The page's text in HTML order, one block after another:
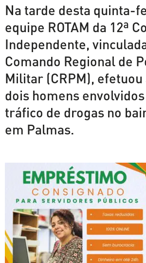
Na tarde desta quinta-
equipe ROTAM da 12ª
Independente,
Comando Regional de
Militar (CRPM), efetuou
dois homens
tráfico de drogas no
em Palmas.